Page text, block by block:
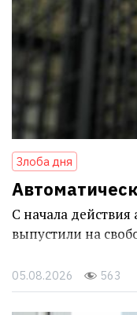
Злоба дня
С начала
выпустили на
05.08.2026 563